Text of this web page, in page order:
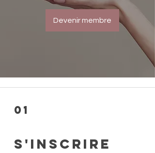
Devenir membre
01
S'inscrire